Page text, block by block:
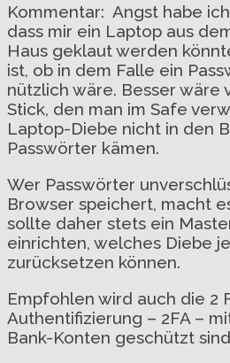
Kommentar: Angst habe
dass mir ein Laptop aus
Haus geklaut werden
ist, ob in dem Falle ein
nützlich wäre. Besser wäre
Stick, den man im Safe
Laptop-Diebe nicht in den
Passwörter kämen.
Wer Passwörter
Browser speichert, macht
sollte daher stets ein
einrichten, welches Diebe
zurücksetzen können.
Empfohlen wird auch die 2
Authentifizierung – 2FA –
Bank-Konten geschützt